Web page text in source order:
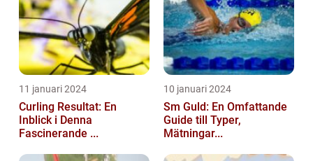
11 januari 2024
Curling Resultat: En
Inblick i Denna
Fascinerande ...
10 januari 2024
Sm Guld: En Omfattande
Guide till Typer,
Mätningar...